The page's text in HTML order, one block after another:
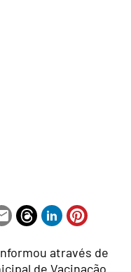
através de
de Vacinação